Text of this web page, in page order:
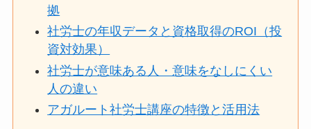
拠
社労士の年収データと資格取得のROI（投
資対効果）
社労士が意味ある人・意味をなしにくい
人の違い
アガルート社労士講座の特徴と活用法